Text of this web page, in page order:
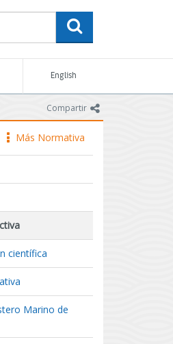
English
Compartir icono
icono
Más Normativa
científica
Marino de